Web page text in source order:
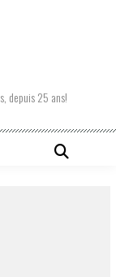
depuis 25 ans!